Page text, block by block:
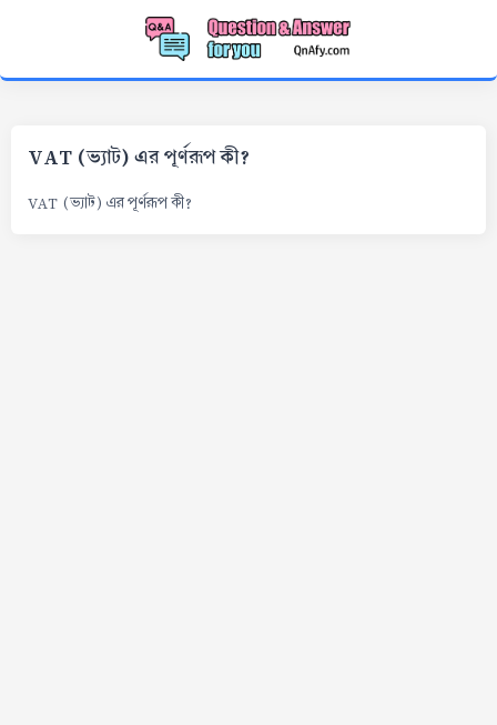
VAT (ভ্যাট) এর পূর্ণরূপ কী?
VAT (ভ্যাট) এর পূর্ণরূপ কী?